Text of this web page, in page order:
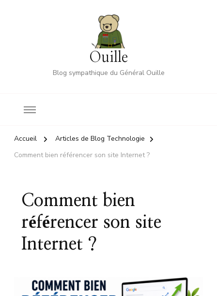
Ouille
Blog sympathique du Général Ouille
Accueil
Articles de Blog Technologie
Comment bien référencer son site Internet ?
Comment bien
référencer son site
Internet ?